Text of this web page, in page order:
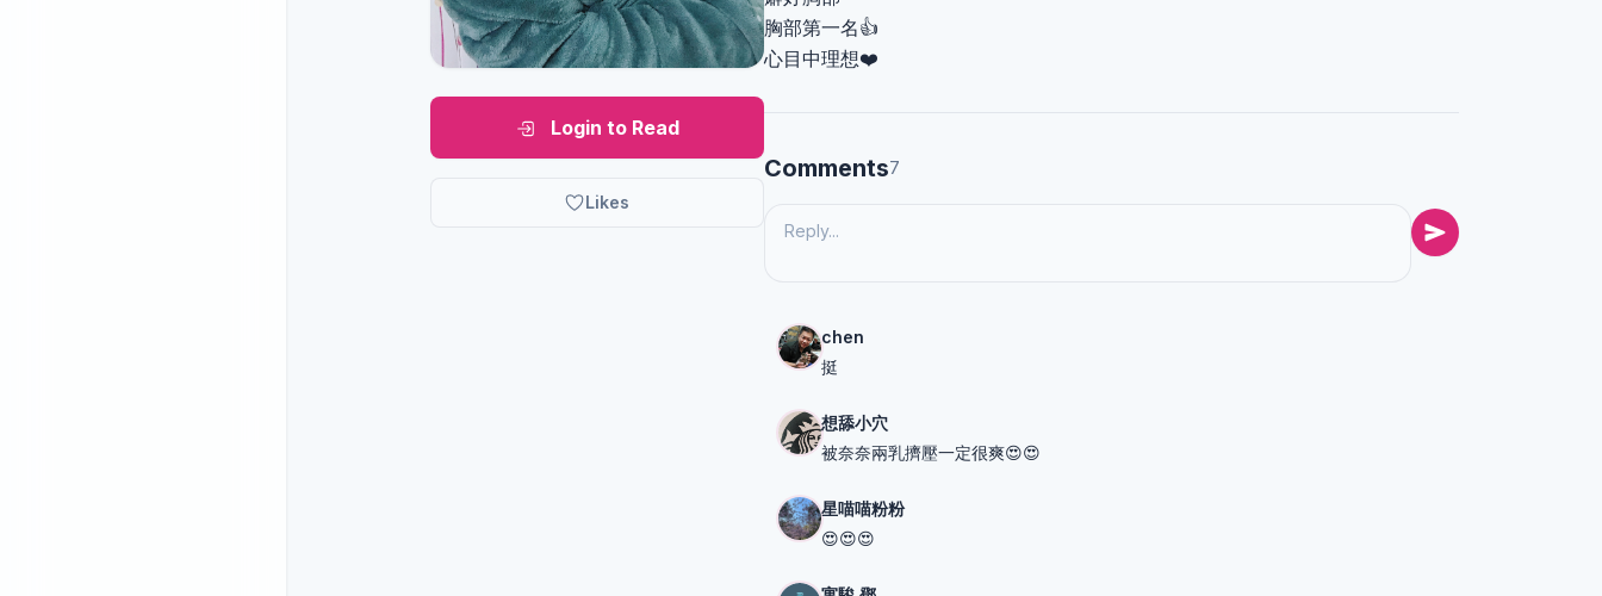
Login to Read
Likes
胸部第一名👍
心目中理想❤️
Comments7
chen
挺
想舔小穴
被奈奈兩乳擠壓一定很爽😍😍
星喵喵粉粉
😍😍😍